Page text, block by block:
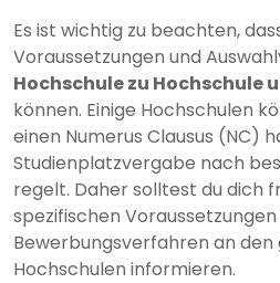
Es ist wichtig zu beachten,
Voraussetzungen und
Hochschule zu Hochschule
können. Einige Hochschulen
einen Numerus Clausus (NC)
Studienplatzvergabe nach
regelt. Daher solltest du dich
spezifischen Voraussetzungen
Bewerbungsverfahren an
Hochschulen informieren.